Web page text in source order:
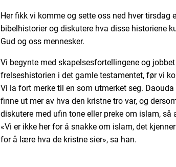
Her fikk vi komme og sette oss ned hver tirsdag
bibelhistorier og diskutere hva disse historiene
Gud og oss mennesker.
Vi begynte med skapelsesfortellingene og
frelseshistorien i det gamle testamentet, før vi
Vi la fort merke til en som utmerket seg.
finne ut mer av hva den kristne tro var, og
diskutere med ufin tone eller preke om islam, så
«Vi er ikke her for å snakke om islam, det
for å lære hva de kristne sier», sa han.